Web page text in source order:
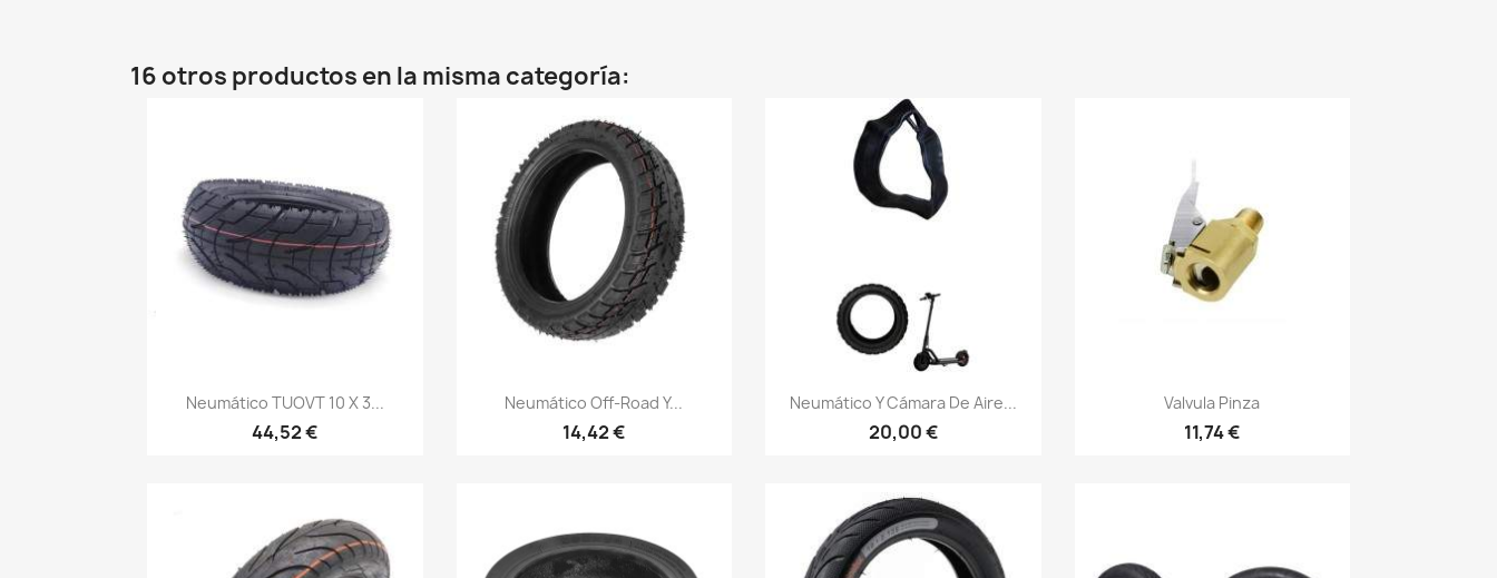
16 otros productos en la misma categoría:
Vista rápida
Neumático TUOVT 10 X 3...
44,52 €
Vista rápida
Neumático Off-Road Y...
14,42 €
Vista rápida
Neumático Y Cámara De Aire...
20,00 €
Vista rápida
Valvula Pinza
11,74 €